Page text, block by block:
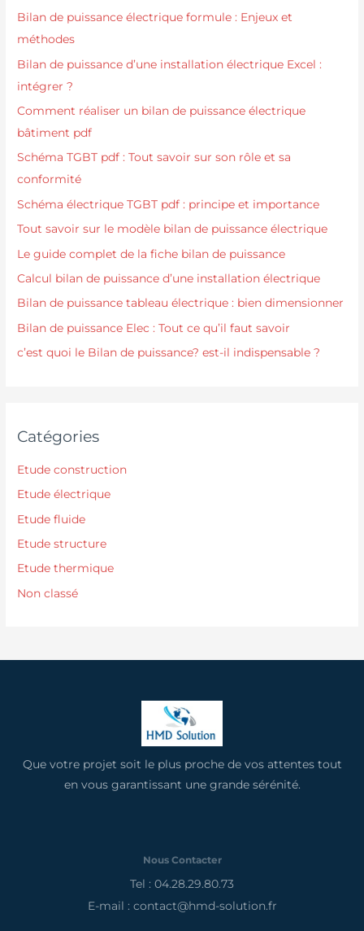
Bilan de puissance électrique formule : Enjeux et
méthodes
Bilan de puissance d’une installation électrique Excel :
intégrer ?
Comment réaliser un bilan de puissance électrique
bâtiment pdf
Schéma TGBT pdf : Tout savoir sur son rôle et sa
conformité
Schéma électrique TGBT pdf : principe et importance
Tout savoir sur le modèle bilan de puissance électrique
Le guide complet de la fiche bilan de puissance
Calcul bilan de puissance d’une installation électrique
Bilan de puissance tableau électrique : bien dimensionner
Bilan de puissance Elec : Tout ce qu’il faut savoir
c’est quoi le Bilan de puissance? est-il indispensable ?
Catégories
Etude construction
Etude électrique
Etude fluide
Etude structure
Etude thermique
Non classé
Que votre projet soit le plus proche de vos attentes tout
en vous garantissant une grande sérénité.
Nous Contacter
Tel : 04.28.29.80.73
E-mail : contact@hmd-solution.fr